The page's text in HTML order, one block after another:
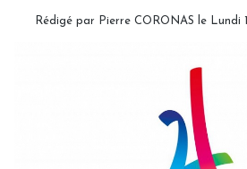
Rédigé par Pierre CORONAS le Lundi